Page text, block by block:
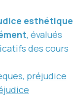
esthétique
, évalués
des cours
, préjudice